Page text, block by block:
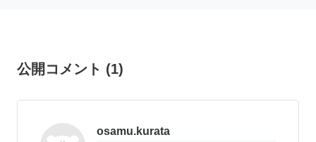
公開コメント (1)
osamu.kurata